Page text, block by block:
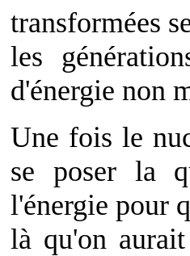
transformées
les
d'énergie non
Une fois le
se poser la
l'énergie pour
là qu'on